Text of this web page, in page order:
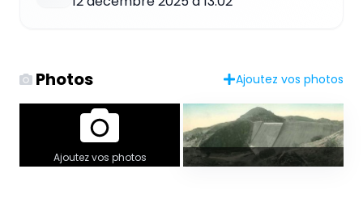
Photos Ajoutez vos photos
Ajoutez vos photos